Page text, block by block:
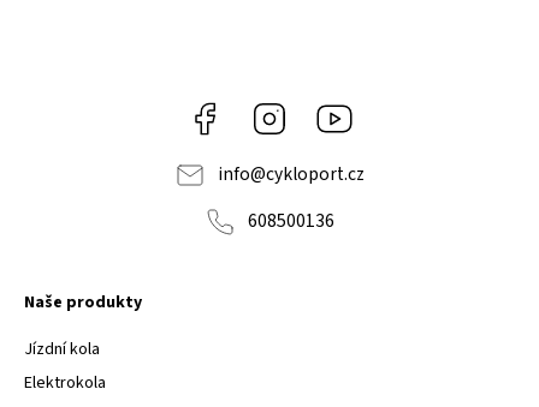
Facebook Instagram
info@cykloport.cz
608500136
Naše produkty
Jízdní kola
Elektrokola